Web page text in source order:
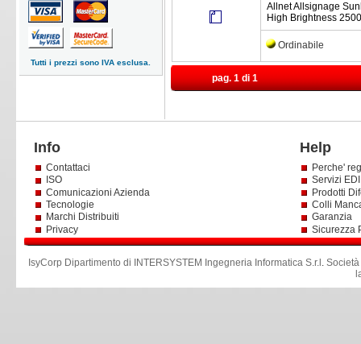
Tutti i prezzi sono IVA esclusa.
Allnet Allsignage
High Brightness
Ordinabile
pag. 1 di 1
Info Help
Contattaci
ISO
Comunicazioni Azienda
Tecnologie
Marchi Distribuiti
Privacy
Perche'
Servizi
Prodotti
Colli
Garanzia
Sicurezza
IsyCorp Dipartimento di INTERSYSTEM Ingegneria Informatica S.r.l .